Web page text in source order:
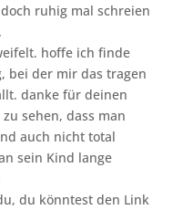
ruhig mal schreien
hoffe ich finde
bei der mir das tragen
danke für deinen
sehen, dass man
auch nicht total
sein Kind lange
du könntest den Link